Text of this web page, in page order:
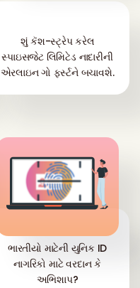
શું કૅશ-સ્ટ્રેપ કરેલ
સ્પાઇસજેટ લિમિટેડ નાદારીની
એરલાઇન ગો ફર્સ્ટને બચાવશે.
ભારતીયો માટેની યુનિક ID
નાગરિકો માટે વરદાન કે
અભિશાપ?